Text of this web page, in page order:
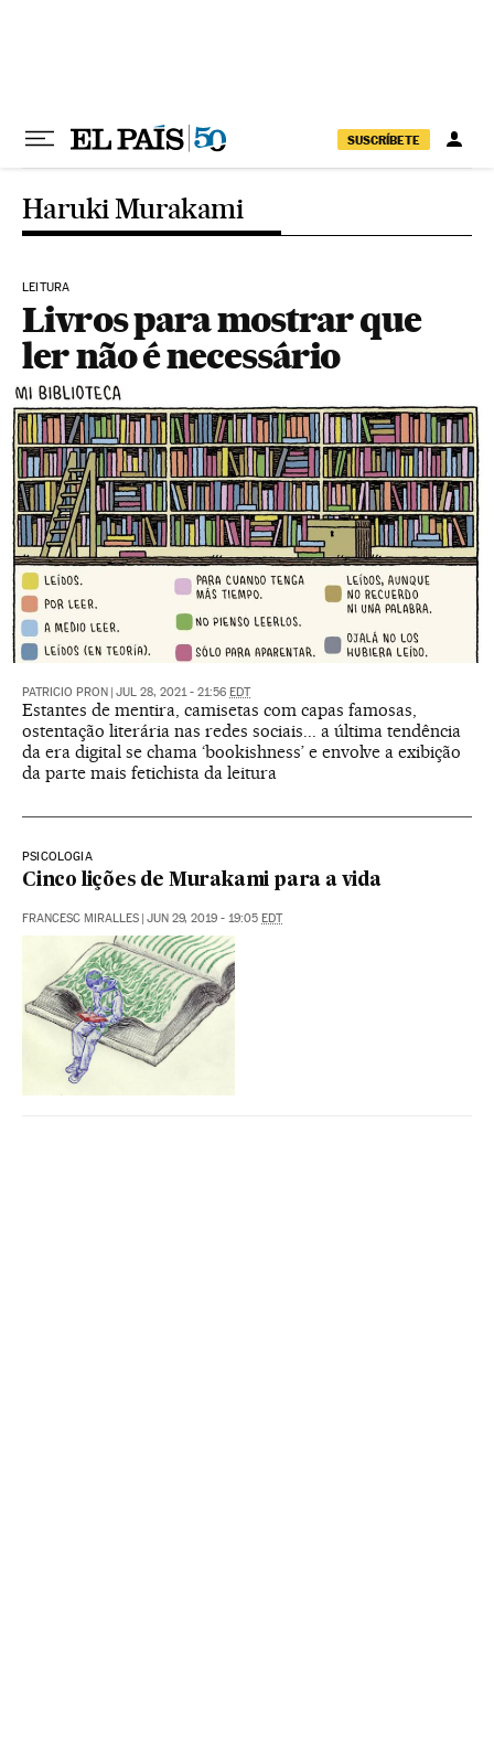
SUSCRÍBETE
Haruki Murakami
LEITURA
Livros para mostrar que
ler não é necessário
PATRICIO PRON JUL 28, 2021 - 21:56 EDT
Estantes de mentira, camisetas com capas famosas,
ostentação literária nas redes sociais... a última tendência
da era digital se chama ‘bookishness’ e envolve a exibição
da parte mais fetichista da leitura
PSICOLOGIA
Cinco lições de Murakami para a vida
FRANCESC MIRALLES JUN 29, 2019 - 19:05 EDT